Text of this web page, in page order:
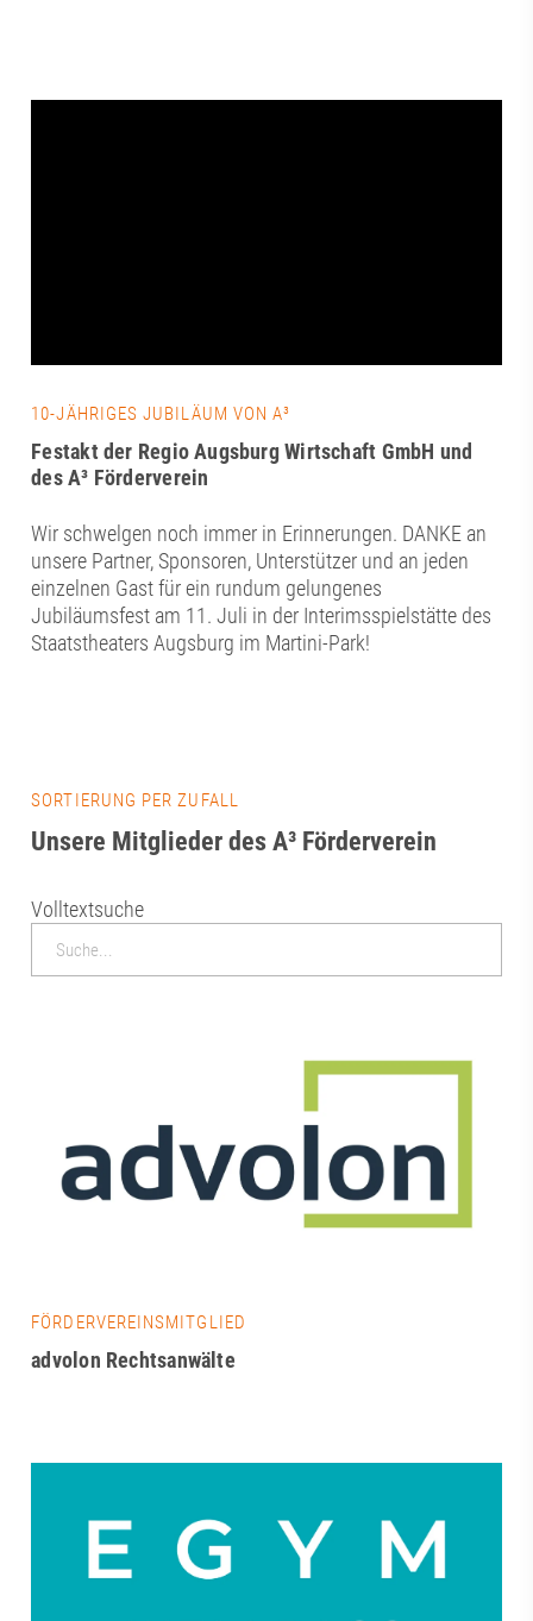
10-JÄHRIGES JUBILÄUM VON A³
Festakt der Regio Augsburg Wirtschaft GmbH und
des A³ Förderverein
Wir schwelgen noch immer in Erinnerungen. DANKE an
unsere Partner, Sponsoren, Unterstützer und an jeden
einzelnen Gast für ein rundum gelungenes
Jubiläumsfest am 11. Juli in der Interimsspielstätte des
Staatstheaters Augsburg im Martini-Park!
SORTIERUNG PER ZUFALL
Unsere Mitglieder des A³ Förderverein
Volltextsuche
FÖRDERVEREINSMITGLIED
advolon Rechtsanwälte